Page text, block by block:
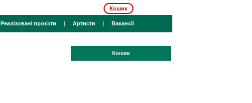
Кошик
Реалізовані проєкти | Артисти | Вакансії
Кошик